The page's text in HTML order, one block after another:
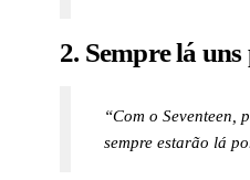
2. Sempre lá
“Com o Seventeen,
sempre estarão lá